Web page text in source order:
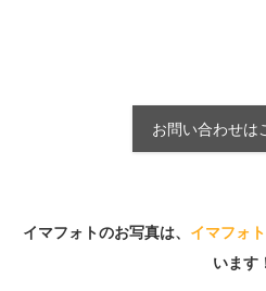
お問い合わせは
イマフォトのお写真は、 イマフォ
います